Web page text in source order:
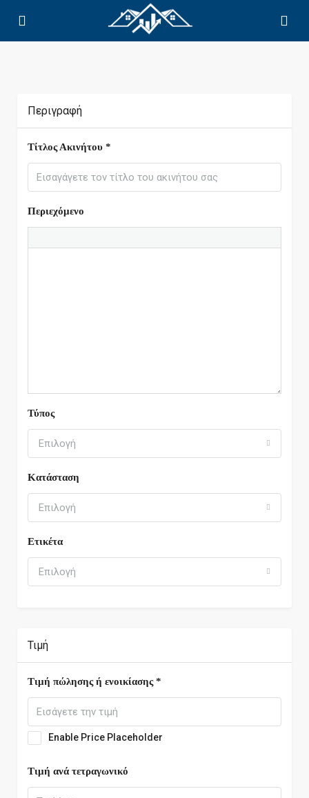
Περιγραφή
Τίτλος Ακινήτου *
Περιεχόμενο
Τύπος
Επιλογή
Κατάσταση
Επιλογή
Ετικέτα
Επιλογή
Τιμή
Τιμή πώλησης ή ενοικίασης *
Enable Price Placeholder
Τιμή ανά τετραγωνικό